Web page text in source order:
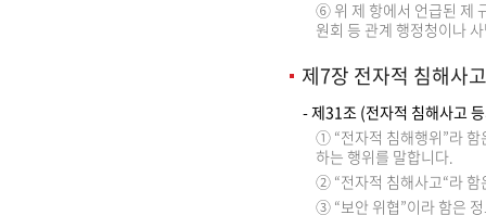
⑥ 위 제 항에서 언급된 제
원회 등 관계 행정청이나
제7장 전자적 침해사
- 제31조 (전자적 침해사고
① “전자적 침해행위”라 함
하는 행위를 말합니다.
② “전자적 침해사고“라 함
③ “보안 위협”이라 함은